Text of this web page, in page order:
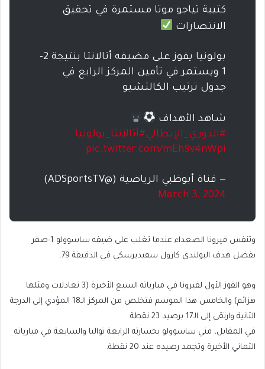
كتيبة تياجو موتا مستمرة في تحقيق
الانتصارات
بولونيا يفوز على مضيفه أتالانتا بنتيجة 2-
1 ويستمر في تأمين المركز الرابع في
جدول ترتيب الكالتشيو
شاهد الأهداف
#الدوري_الإيطالي#أتالانتا_بولونيا
pic.twitter.com/mEh9v4nWpi
— قناة أبوظبي الرياضية (@ADSportsTV)
March 3, 2024
وتنفس فيرونا الصعداء عندما تغلب على ضيفه ساسوولو 1-صفر
بفضل هدف البولندي كارول سفيديرسكي في الدقيقة 79.
وهو الفوز الأول لفيرونا في مبارياته السبع الأخيرة (3 تعادلات ومثلها
هزائم) والخامس هذا الموسم فتخلص من المركز الـ18 المؤدي إلى الدرجة
الثانية وارتقى إلى الـ17 برصيد 23 نقطة.
في المقابل، مني ساسوولو بخسارته الرابعة تواليا والسابعة في مبارياته
الثماني الأخيرة وتجمد رصيده عند 20 نقطة.